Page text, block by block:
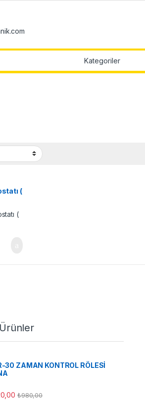
(
30 ZAMAN KONTROL RÖLESİ
₺980,00